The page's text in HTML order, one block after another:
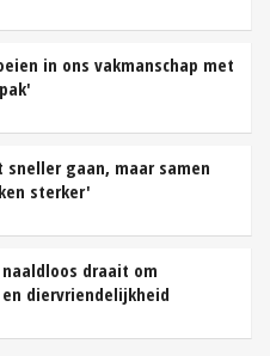
in ons vakmanschap met
sneller gaan, maar samen
sterker'
draait om
diervriendelijkheid